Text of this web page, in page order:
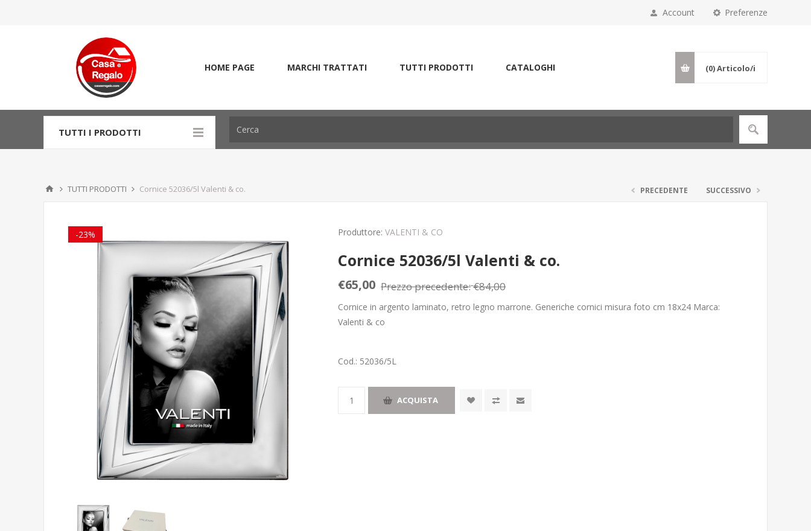
Preferenze
Account
HOME PAGE MARCHI TRATTATI TUTTI PRODOTTI CATALOGHI (0)Articolo/i
TUTTI I PRODOTTI
TUTTI PRODOTTI Cornice 52036/5l Valenti & co. PRECEDENTE SUCCESSIVO
-23% Produttore: VALENTI & CO
Cornice 52036/5l Valenti & co.
€65,00 Prezzo precedente:€84,00
Cornice in argento laminato, retro legno marrone. Generiche cornici misura foto cm 18x24 Marca:
Valenti & co
Cod.: 52036/5L
ACQUISTA